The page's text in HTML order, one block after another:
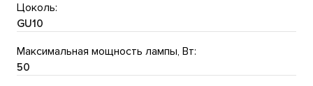
Цоколь:
GU10
Максимальная мощность лампы, Вт:
50